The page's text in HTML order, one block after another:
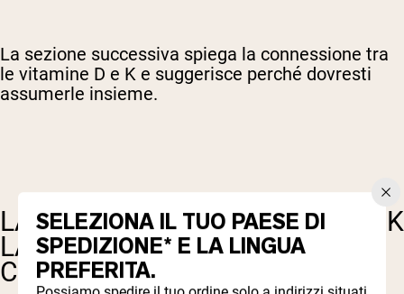
La sezione successiva spiega la connessione tra
le vitamine D e K e suggerisce perché dovresti
assumerle insieme.
LA VITAMINA D E LA VITAMINA K
LAVORANO INSIEME NEL
CORPO
SELEZIONA IL TUO PAESE DI
SPEDIZIONE* E LA LINGUA
PREFERITA.